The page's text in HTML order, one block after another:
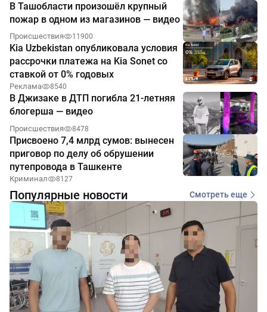
В Ташобласти произошёл крупный
пожар в одном из магазинов — видео
Происшествия 11900
Kia Uzbekistan опубликовала условия
рассрочки платежа на Kia Sonet со
ставкой от 0% годовых
Реклама 8540
В Джизаке в ДТП погибла 21-летняя
блогерша — видео
Происшествия 8478
Присвоено 7,4 млрд сумов: вынесен
приговор по делу об обрушении
путепровода в Ташкенте
Криминал 8127
Популярные новости Смотреть еще